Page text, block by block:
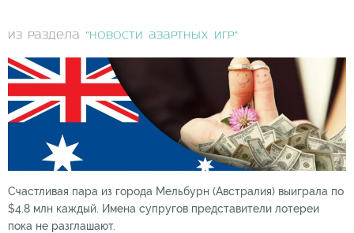
из раздела "Новости азартных игр"
Счастливая пара из города Мельбурн (Австралия) выиграла по
$4.8 млн каждый. Имена супругов представители лотереи
пока не разглашают.